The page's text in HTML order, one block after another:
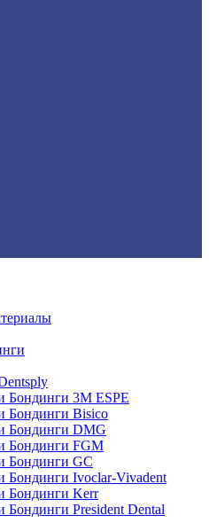
Бондинги 3M ESPE
Бондинги Bisico
Бондинги DMG
Бондинги FGM
Бондинги GC
Бондинги Ivoclar-Vivadent
Бондинги Kerr
Бондинги President Dental